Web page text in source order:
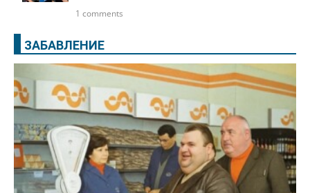
1 comments
ЗАБАВЛЕНИЕ